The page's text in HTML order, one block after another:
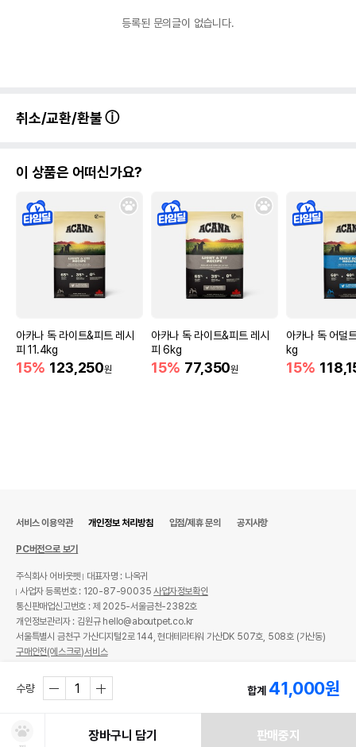
등록된 문의글이 없습니다.
취소/교환/환불
이 상품은 어떠신가요?
아카나 독 라이트&피트 레시
피 11.4kg
15% 123,250원
아카나 독 라이트&피트 레시
피 6kg
15% 77,350원
아카나 독 어덜
kg
15%
수량 합계 41,000원
장바구니 담기 판매중지
서비스 이용약관 개인정보 처리방침 입점/제휴 문의 공지사항
PC버전으로 보기
주식회사 어바웃펫
대표자명 : 나옥귀
사업자 등록번호 : 120-87-90035사업자정보확인
통신판매업신고번호 : 제 2025-서울금천-2382호
개인정보관리자 : 김원규 hello@aboutpet.co.kr
서울특별시 금천구 가산디지털2로 144, 현대테라타워 가산DK 507호, 508호 (가산동)
구매안전(에스크로)서비스